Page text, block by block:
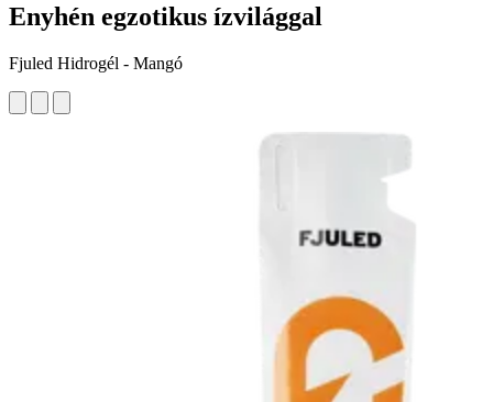
Enyhén egzotikus ízvilággal
Fjuled Hidrogél - Mangó